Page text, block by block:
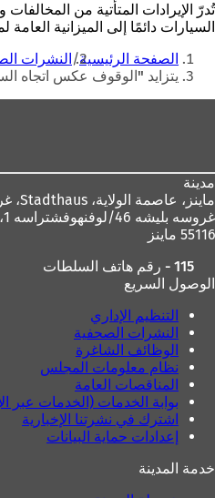
تُدرّ الإيرادات المتأتية من
السيارات دائمًا إلى الميزانية العامة
أنت
هنا
الصفحة الرئيسية
النشرات
يتزايد "الوقوف عكس اتجاه
مدينة
ماينز، عاصمة الولاية،
غروسه بليشه 46/لوفنهوفشتراسه 1،
55116 ماينز
115 - رقم هاتف السلطات
الوصول السريع
التنظيم الإداري
النشرات الصحفية
الوظائف الشاغرة
نظام معلومات المجلس
المناقصات العامة
بوابة الخدمات (الخدمات عبر
اشترك في نشرتنا الإخبارية
إعدادات حماية البيانات
خدمة المدينة